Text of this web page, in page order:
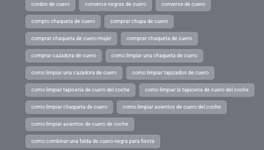
cordon de cuero converse negras de cuero converse de cuero
compro chaqueta de cuero comprar chupa de cuero
comprar chaqueta de cuero mujer comprar chaqueta de cuero
comprar cazadora de cuero como limpiar una chaqueta de cuero
como limpiar una cazadora de cuero como limpiar tapizados de cuero
como limpiar tapiceria de cuero del coche como limpiar la tapiceria de cuero del coche
como limpiar chaqueta de cuero como limpiar asientos de cuero del coche
como limpiar asientos de cuero de coche
como combinar una falda de cuero negra para fiesta